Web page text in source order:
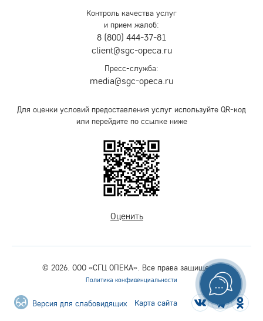
Контроль качества услуг
и прием жалоб:
8 (800) 444-37-81
client@sgc-opeca.ru
Пресс-служба:
media@sgc-opeca.ru
Для оценки условий предоставления услуг используйте QR-код
или перейдите по ссылке ниже
Оценить
© 2026. ООО «СГЦ ОПЕКА». Все права защищены.
Политика конфиденциальности
Версия для слабовидящих Карта сайта